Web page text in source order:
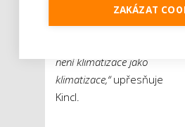
se také řešit odvod teplého
vzduchu ven z místnosti
není klimatizace jako
klimatizace,“upřesňuje
Kincl.
ZAKÁZAT